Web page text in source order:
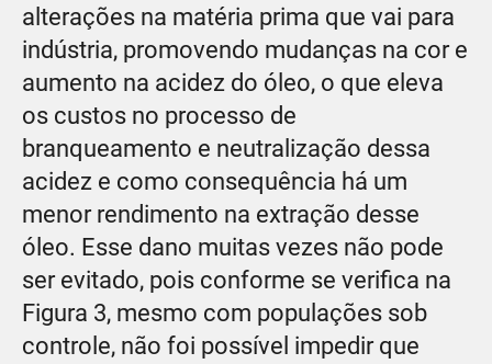
alterações na matéria prima que vai para
indústria, promovendo mudanças na cor e
aumento na acidez do óleo, o que eleva
os custos no processo de
branqueamento e neutralização dessa
acidez e como consequência há um
menor rendimento na extração desse
óleo. Esse dano muitas vezes não pode
ser evitado, pois conforme se verifica na
Figura 3, mesmo com populações sob
controle, não foi possível impedir que